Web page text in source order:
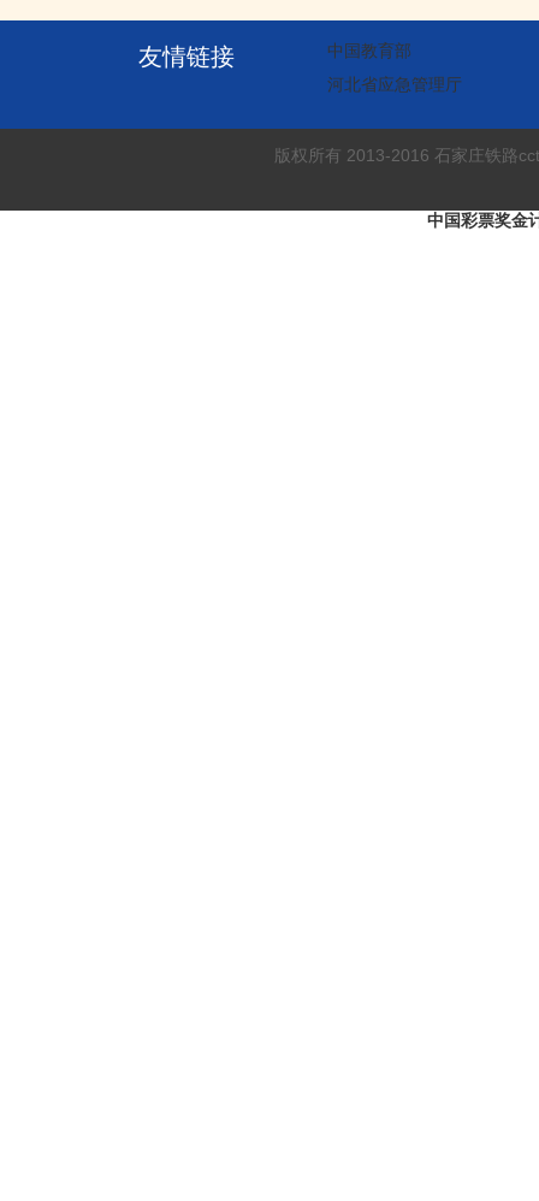
友情链接
中国教育部
河北省应急管理厅
版权所有 2013-2016 石家庄铁路
中国彩票奖金